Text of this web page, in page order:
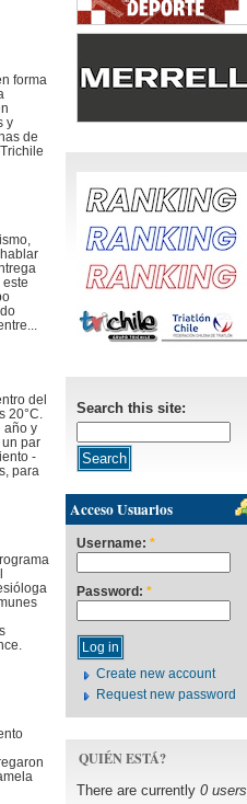
forma
y
de
del
20°C.
año y
par
-
para
Search this site:
Acceso Usuarios
Username: *
Password: *
Create new account
Request new password
QUIÉN ESTÁ?
There are currently 0 users